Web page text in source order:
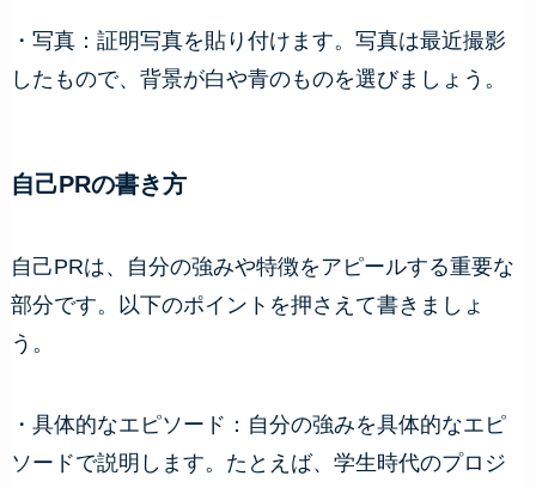
・写真：証明写真を貼り付けます。写真は最近撮影
したもので、背景が白や青のものを選びましょう。
自己PRの書き方
自己PRは、自分の強みや特徴をアピールする重要な
部分です。以下のポイントを押さえて書きましょ
う。
・具体的なエピソード：自分の強みを具体的なエピ
ソードで説明します。たとえば、学生時代のプロジ